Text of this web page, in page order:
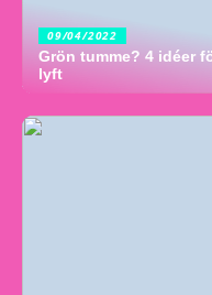
09/04/2022
Grön tumme? 4 idéer
lyft